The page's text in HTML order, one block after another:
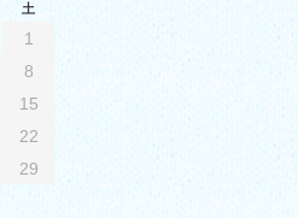
土
1
8
15
22
29